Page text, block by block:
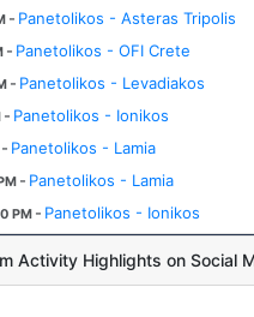
- Panetolikos - Asteras Tripolis
- Panetolikos - OFI Crete
- Panetolikos - Levadiakos
- Panetolikos - Ionikos
- Panetolikos - Lamia
- Panetolikos - Lamia
PM - Panetolikos - Ionikos
Activity Highlights on Social